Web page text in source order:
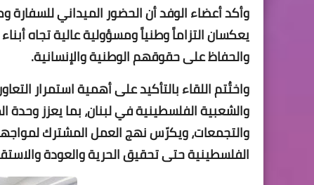
وأكد أعضاء الوفد أن الحضور الميداني
يعكسان التزاماً وطنياً ومسؤولية عالية تجاه
والحفاظ على حقوقهم الوطنية والإنسانية.
واختُتم اللقاء بالتأكيد على أهمية استمرار
والشعبية الفلسطينية في لبنان، بما يعزز
والتجمعات، ويكرّس نهج العمل المشترك
الفلسطينية حتى تحقيق الحرية والعودة